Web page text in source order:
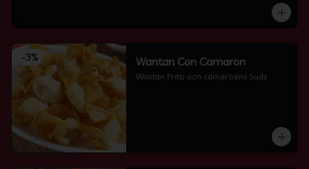
-3% Wantan Con Camaron
Wantan Frito con camaroens 5uds